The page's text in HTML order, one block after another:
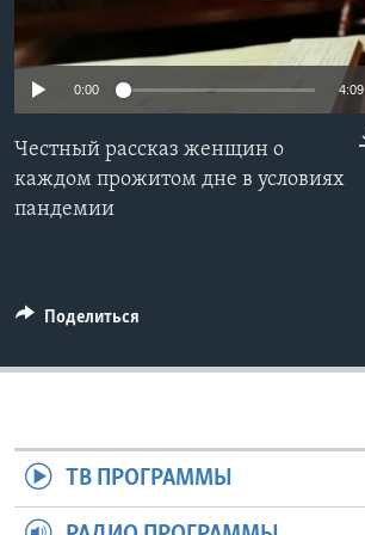
Learning English
Языки
0:00 4:09
Честный рассказ женщин о
каждом прожитом дне в условиях
пандемии
Поделиться
ТВ ПРОГРАММЫ